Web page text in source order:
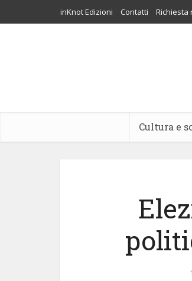
inKnot Edizioni Contatti Richiesta
Cultura e